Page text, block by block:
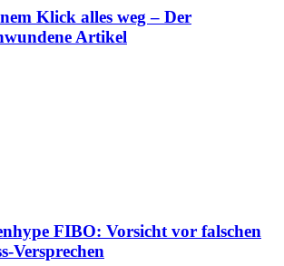
Klick alles weg – Der
Artikel
FIBO: Vorsicht vor falschen
Versprechen